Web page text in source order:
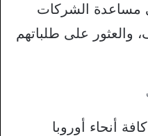
مساعدة الشركات
على طلباتهم
أنحاء أوروبا